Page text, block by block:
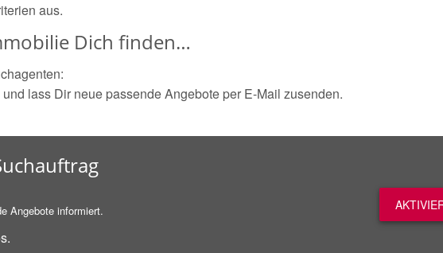
aus.
Dich finden…
lass Dir neue passende Angebote per E-Mail zusenden.
Angebote informiert.